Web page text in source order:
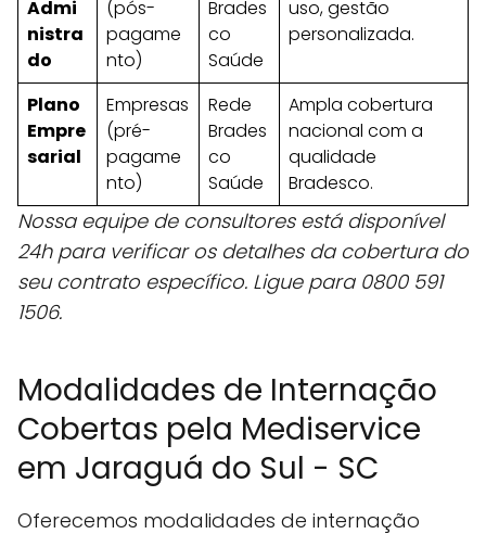
Admi
nistra
do
(pós-
pagame
nto)
Brades
co
Saúde
uso, gestão
personalizada.
Plano
Empre
sarial
Empresas
(pré-
pagame
nto)
Rede
Brades
co
Saúde
Ampla cobertura
nacional com a
qualidade
Bradesco.
Nossa equipe de consultores está disponível
24h para verificar os detalhes da cobertura do
seu contrato específico. Ligue para 0800 591
1506.
Modalidades de Internação
Cobertas pela Mediservice
em Jaraguá do Sul - SC
Oferecemos modalidades de internação